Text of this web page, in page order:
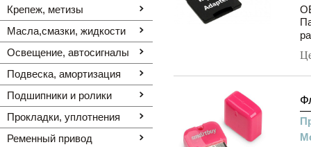
Крепеж, метизы
Масла,смазки, жидкости
Освещение, автоcигналы
Подвеска, амортизация
Подшипники и ролики
Прокладки, уплотнения
Ременный привод